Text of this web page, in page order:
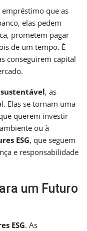
que as
elas pedem
prometem pagar
de um tempo. É
conseguirem capital
, as
Elas se tornam uma
querem investir
ou à
ESG, que seguem
e responsabilidade
um Futuro
ESG. As